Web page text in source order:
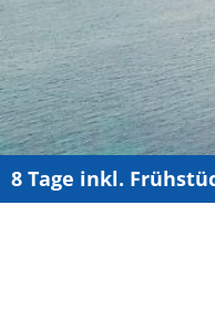
8 Tage inkl.